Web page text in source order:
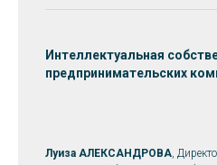
Интеллектуальная
предпринимательских
Луиза АЛЕКСАНДРОВА ,